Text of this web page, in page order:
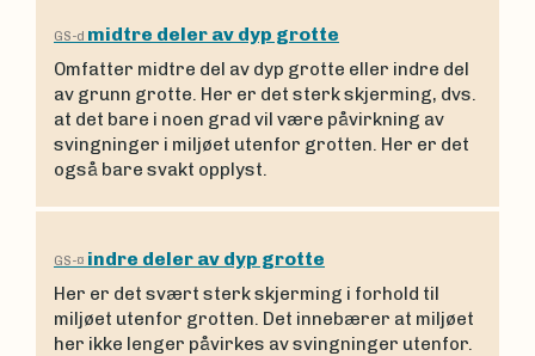
GS-d midtre deler av dyp grotte
Omfatter midtre del av dyp grotte eller indre del
av grunn grotte. Her er det sterk skjerming, dvs.
at det bare i noen grad vil være påvirkning av
svingninger i miljøet utenfor grotten. Her er det
også bare svakt opplyst.
GS-¤ indre deler av dyp grotte
Her er det svært sterk skjerming i forhold til
miljøet utenfor grotten. Det innebærer at miljøet
her ikke lenger påvirkes av svingninger utenfor.